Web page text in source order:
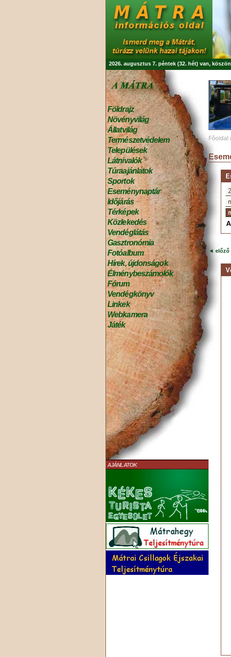
2026. augusztus 7. péntek (32. hét) van,
Földrajz
Növényvilág
Állatvilág
Természetvédelem
Települések
Látnivalók
Túraajánlatok
Sportok
Eseménynaptár
Időjárás
Térképek
Közlekedés
Vendéglátás
Gasztronómia
Fotóalbum
Hírek, újdonságok
Élménybeszámolók
Fórum
Vendégkönyv
Linkek
Webkamera
Játék
AJÁNLATOK
Főoldal /
◄ előző